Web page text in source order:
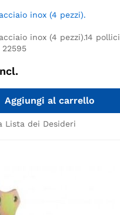
inox (4 pezzi).
inox (4 pezzi).14 pollici
22595
Aggiungi al carrello
Lista dei Desideri